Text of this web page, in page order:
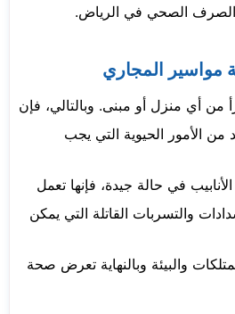
الصحي في الرياض.
مواسير المجاري
من أي منزل أو مبنى. وبالتالي، فإن
من الأمور الحيوية التي يجب
في حالة جيدة، فإنها تعمل
والتسربات القاتلة التي يمكن
والبيئة وبالنهاية تعرض صحة